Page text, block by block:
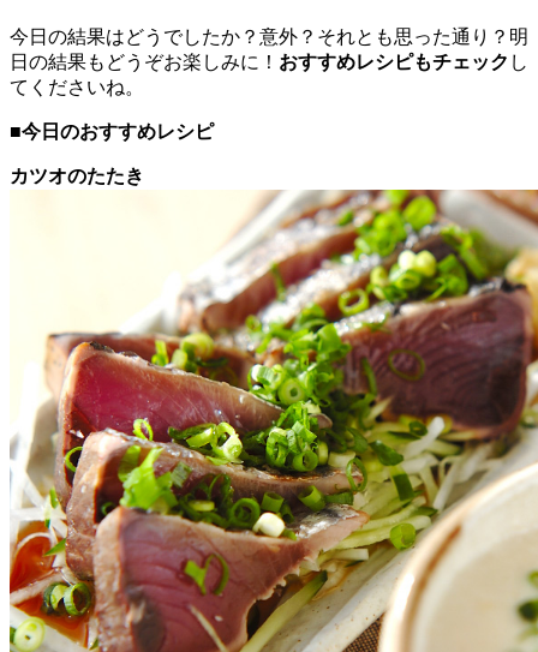
今日の結果はどうでしたか？意外？それとも思った通り？明
日の結果もどうぞお楽しみに！ おすすめレシピもチェック し
てくださいね。
■今日のおすすめレシピ
カツオのたたき